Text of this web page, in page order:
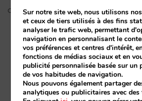
chaque type)
Dans la section « Offres et
de gestion , entrez dans l’offre
nombre de chambres
Eliminez ou désactivez les
Sur notre site web, nous utilisons
et ceux de tiers utilisés à des fins
analyser le trafic web, permettant
navigation en personnalisant le
vos préférences et centres d'intérêt,
fonctions de médias sociaux et en
publicité personnalisée basée sur
de vos habitudes de navigation.
Nous pouvons également partager
analytiques ou publicitaires avec des